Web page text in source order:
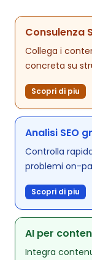
Consulenza
Collega i
concreta su
Scopri di piu
Analisi SEO
Controlla
problemi on-
Scopri di piu
AI per
Integra